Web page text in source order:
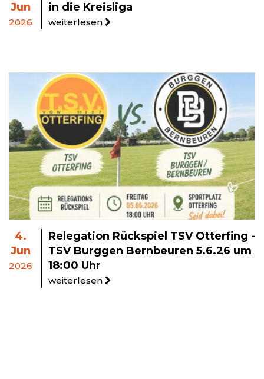
Jun
2026
in die Kreisliga
weiterlesen
4.
Jun
2026
Relegation Rückspiel TSV Otterfing -
TSV Burggen Bernbeuren 5.6.26 um
18:00 Uhr
weiterlesen